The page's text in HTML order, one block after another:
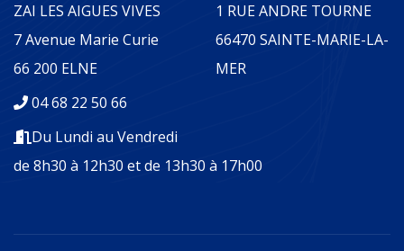
ZAI LES AIGUES VIVES
7 Avenue Marie Curie
66 200 ELNE
1 RUE ANDRE TOURNE
66470 SAINTE-MARIE-LA-
MER
04 68 22 50 66
Du Lundi au Vendredi
de 8h30 à 12h30 et de 13h30 à 17h00